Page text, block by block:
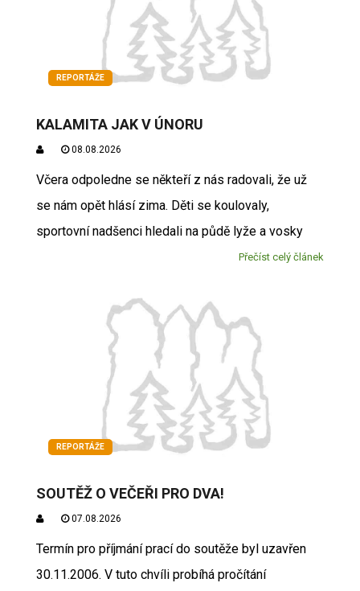
REPORTÁŽE
KALAMITA JAK V ÚNORU
08.08.2026
Včera odpoledne se někteří z nás radovali, že už
se nám opět hlásí zima. Děti se koulovaly,
sportovní nadšenci hledali na půdě lyže a vosky
Přečíst celý článek
REPORTÁŽE
SOUTĚŽ O VEČEŘI PRO DVA!
07.08.2026
Termín pro příjmání prací do soutěže byl uzavřen
30.11.2006. V tuto chvíli probíhá pročítání